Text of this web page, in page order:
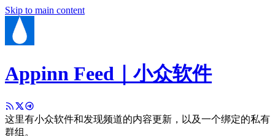
Skip to main content
Appinn Feed｜小众软件
这里有小众软件和发现频道的内容更新，以及一个绑定的私有
群组。